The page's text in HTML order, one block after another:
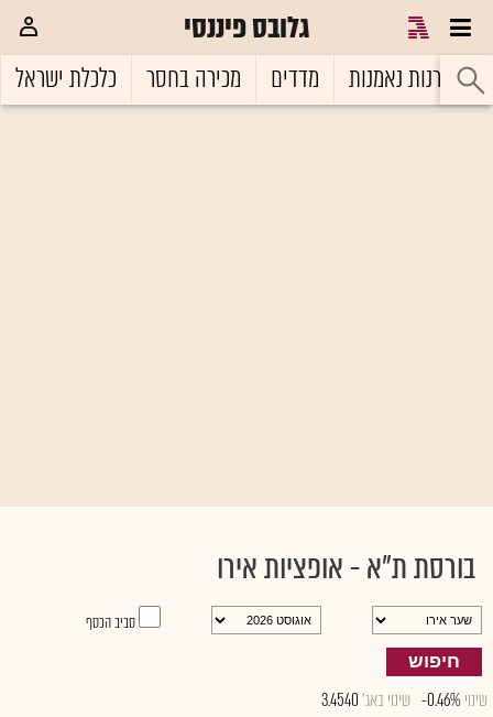
גלובס פיננסי
קרנות נאמנות מדדים מכירה בחסר כלכלת ישראל
בורסת ת"א - אופציות אירו
סביב הכסף
חיפוש
-0.46% שינוי 3.4540 'שינוי באג